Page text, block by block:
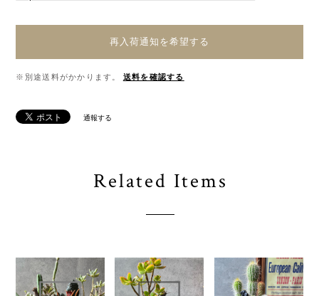
再入荷通知を希望する
※別途送料がかかります。 送料を確認する
通報する
Related Items